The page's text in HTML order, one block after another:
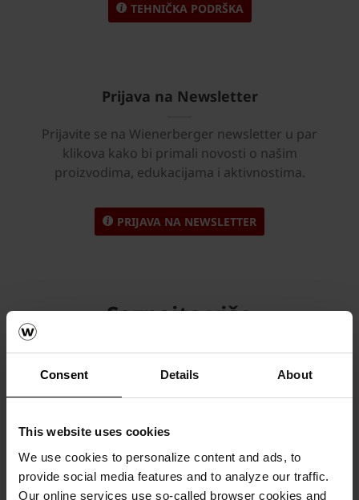
Consent Details About
This website uses cookies
We use cookies to personalize content and ads, to
provide social media features and to analyze our traffic.
Our online services use so-called browser cookies and
TEHNIČKA PODRŠKA
Prijava na Newsletter
Prijavite se na Wienerberger newsletter u par
klikova kako bi primali novosti o našim
proizvodima, edukacijama i aktivnostima.
PRIJAVA NA NEWSLETTER
Saznajte više